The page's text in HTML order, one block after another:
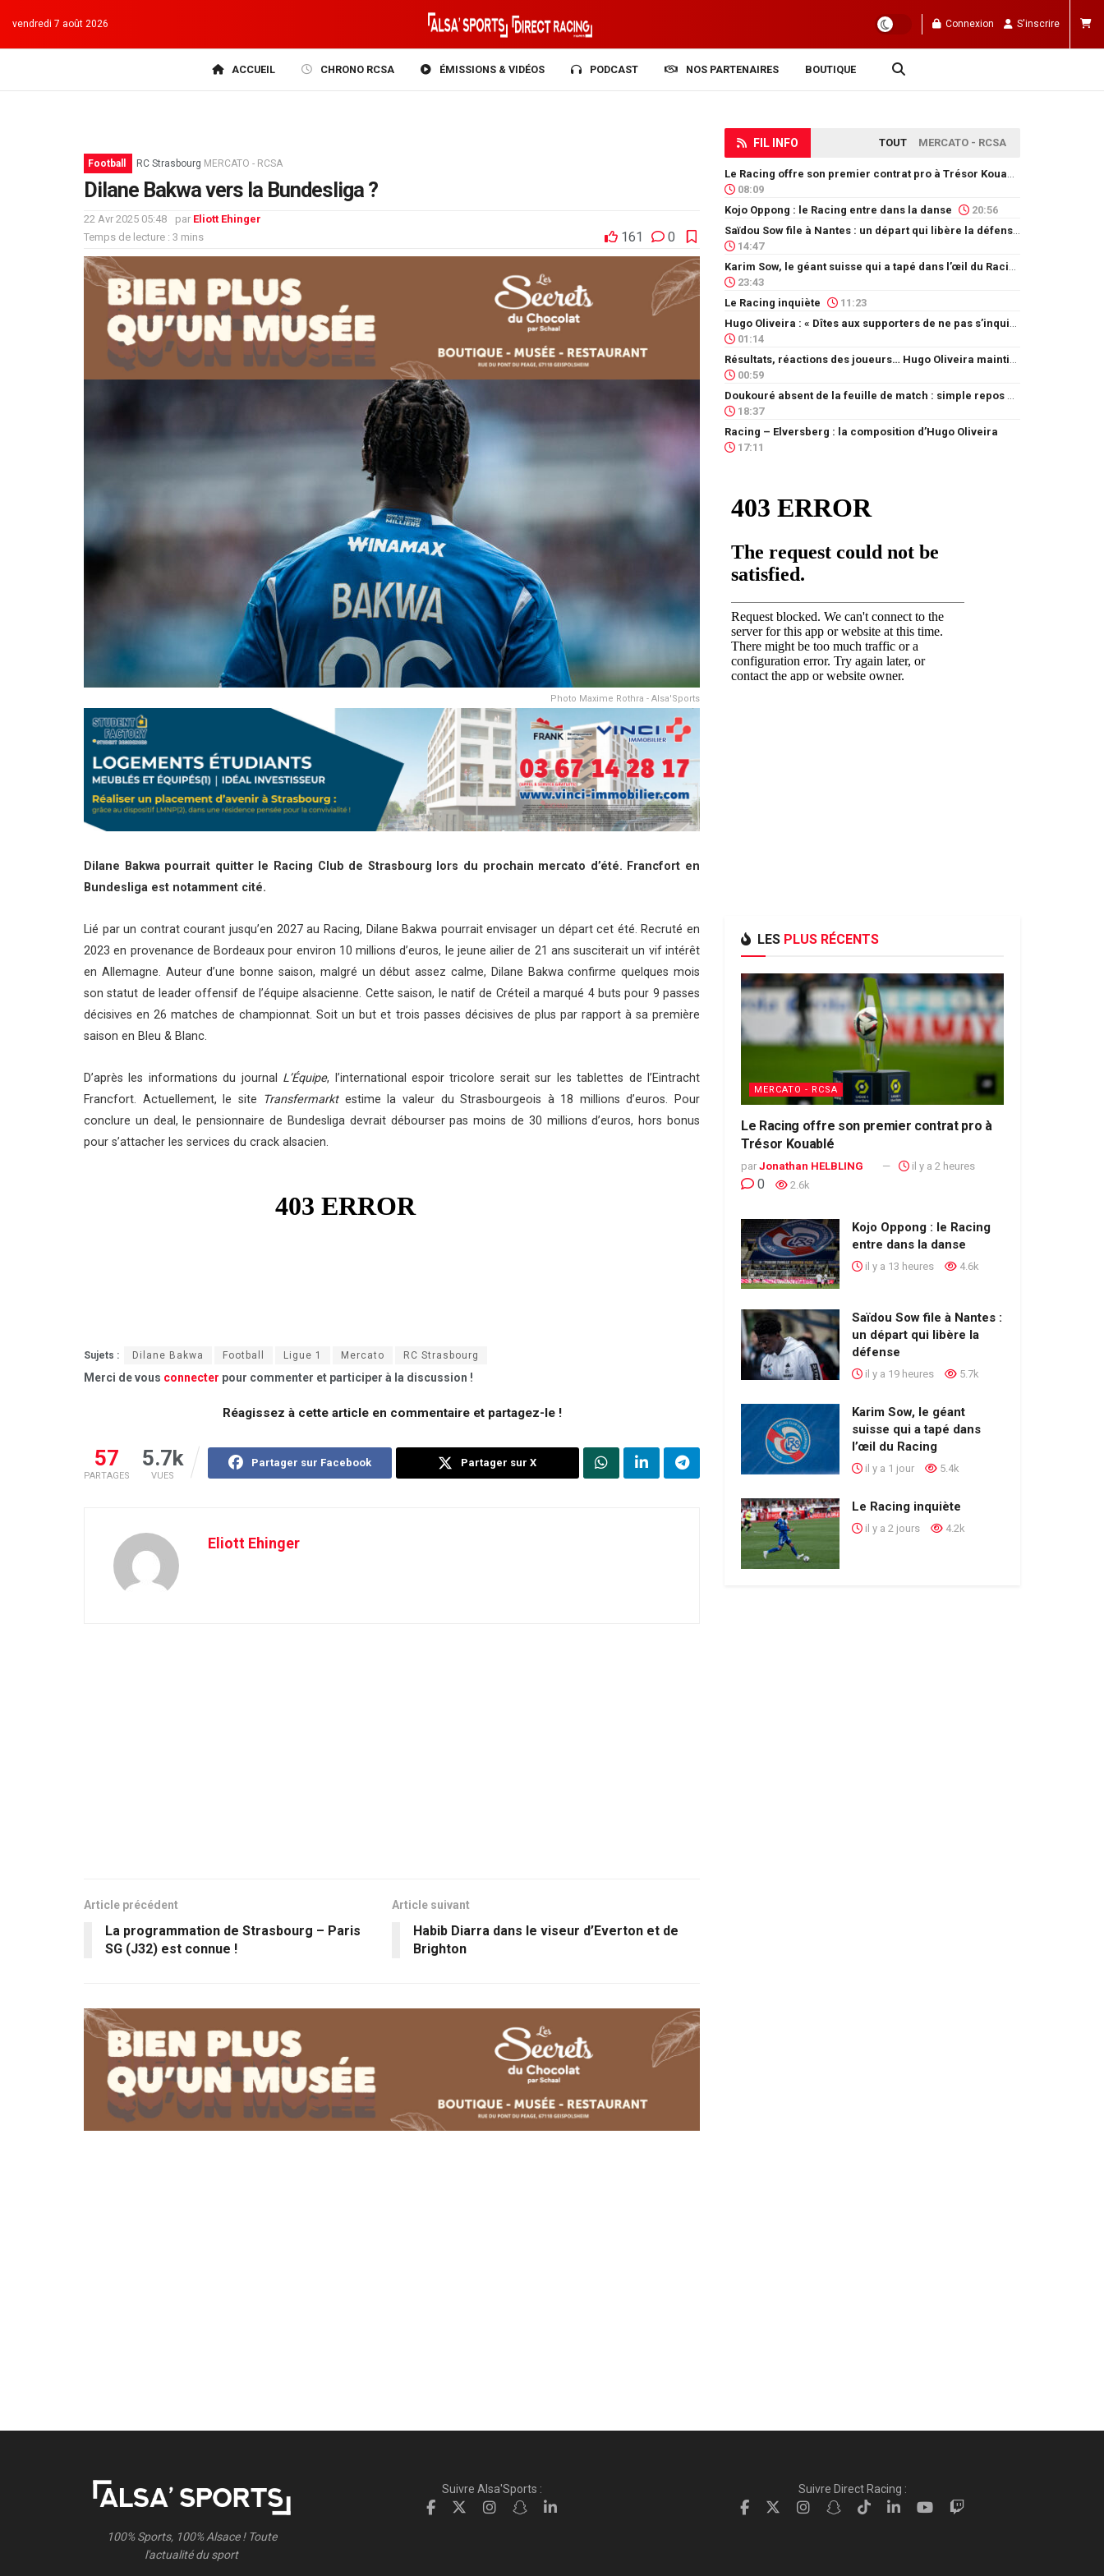
vendredi 7 août 2026 Connexion S'inscrire
ACCUEIL CHRONO RCSA ÉMISSIONS & VIDÉOS PODCAST NOS PARTENAIRES BOUTIQUE
Football RC Strasbourg MERCATO - RCSA
Dilane Bakwa vers la Bundesliga ?
22 Avr 2025 05:48 par Eliott Ehinger
Temps de lecture : 3 mins
161 0
Photo Maxime Rothra - Alsa'Sports
Dilane Bakwa pourrait quitter le Racing Club de Strasbourg lors du prochain mercato d’été. Francfort en
Bundesliga est notamment cité.
Lié par un contrat courant jusqu’en 2027 au Racing, Dilane Bakwa pourrait envisager un départ cet été. Recruté en
2023 en provenance de Bordeaux pour environ 10 millions d’euros, le jeune ailier de 21 ans susciterait un vif intérêt
en Allemagne. Auteur d’une bonne saison, malgré un début assez calme, Dilane Bakwa confirme quelques mois
son statut de leader offensif de l’équipe alsacienne. Cette saison, le natif de Créteil a marqué 4 buts pour 9 passes
décisives en 26 matches de championnat. Soit un but et trois passes décisives de plus par rapport à sa première
saison en Bleu & Blanc.
D’après les informations du journal L’Équipe, l’international espoir tricolore serait sur les tablettes de l’Eintracht
Francfort. Actuellement, le site Transfermarktestime la valeur du Strasbourgeois à 18 millions d’euros. Pour
conclure un deal, le pensionnaire de Bundesliga devrait débourser pas moins de 30 millions d’euros, hors bonus
pour s’attacher les services du crack alsacien.
Sujets : Dilane Bakwa Football Ligue 1 Mercato RC Strasbourg
Merci de vous connecter pour commenter et participer à la discussion !
Réagissez à cette article en commentaire et partagez-le !
57
PARTAGES
5.7k
VUES
Partager sur Facebook Partager sur X
Eliott Ehinger
Article précédent
La programmation de Strasbourg – Paris
SG (J32) est connue !
Article suivant
Habib Diarra dans le viseur d’Everton et de
Brighton
FIL INFO TOUT MERCATO - RCSA
08:09
Kojo Oppong : le Racing entre dans la danse
20:56
14:47
23:43
Le Racing inquiète
11:23
01:14
00:59
18:37
Racing – Elversberg : la composition d’Hugo Oliveira
17:11
LES PLUS RÉCENTS
MERCATO - RCSA
Le Racing offre son premier contrat pro à
Trésor Kouablé
par Jonathan HELBLING il y a 2 heures
0 2.6k
Kojo Oppong : le Racing
entre dans la danse
il y a 13 heures 4.6k
Saïdou Sow file à Nantes :
un départ qui libère la
défense
il y a 19 heures 5.7k
Karim Sow, le géant
suisse qui a tapé dans
l’œil du Racing
il y a 1 jour 5.4k
Le Racing inquiète
il y a 2 jours 4.2k
100% Sports, 100% Alsace ! Toute
l'actualité du sport
Suivre Alsa'Sports : Suivre Direct Racing :